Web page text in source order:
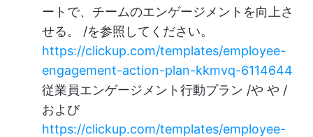
ートで、チームのエンゲージメントを向上さ
せる。 /を参照してください。
https://clickup.com/templates/employee-
engagement-action-plan-kkmvq-6114644
従業員エンゲージメント行動プラン /や や /
および
https://clickup.com/templates/employee-